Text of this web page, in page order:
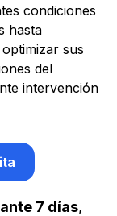
condiciones
hasta
sus
del
intervención
7 días,